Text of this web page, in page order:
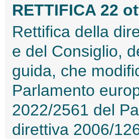
RETTIFICA 22
Rettifica della
e del Consiglio,
guida, che
Parlamento
2022/2561 del
direttiva 2006/